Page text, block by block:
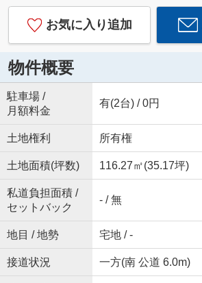
お気に入り追加
物件概要
駐車場 /
月額料金
有(2台) / 0円
土地権利 所有権
土地面積(坪数) 116.27㎡(35.17坪)
私道負担面積 /
セットバック
- / 無
地目 / 地勢 宅地 / -
接道状況 一方(南 公道 6.0m)